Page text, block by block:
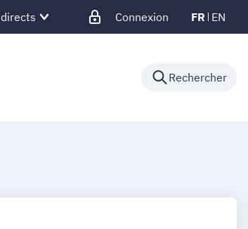
Connexion FR EN
Rechercher